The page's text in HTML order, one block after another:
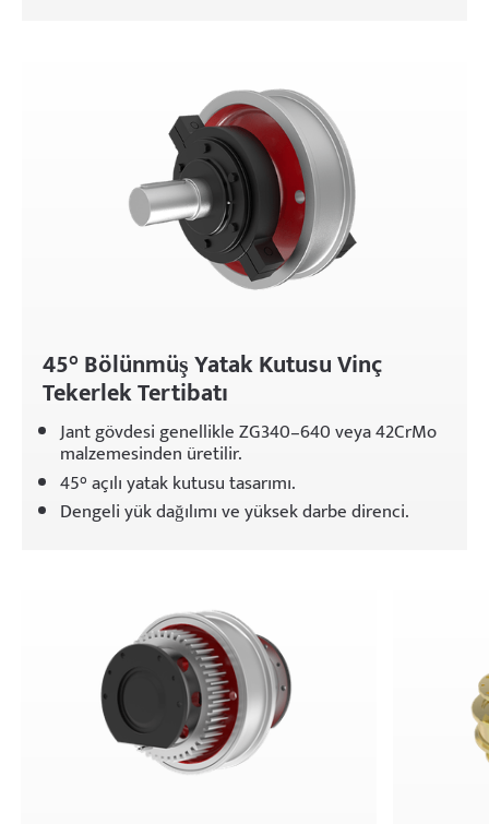
45° Bölünmüş Yatak Kutusu Vinç
Tekerlek Tertibatı
Jant gövdesi genellikle ZG340–640 veya 42CrMo
malzemesinden üretilir.
45° açılı yatak kutusu tasarımı.
Dengeli yük dağılımı ve yüksek darbe direnci.